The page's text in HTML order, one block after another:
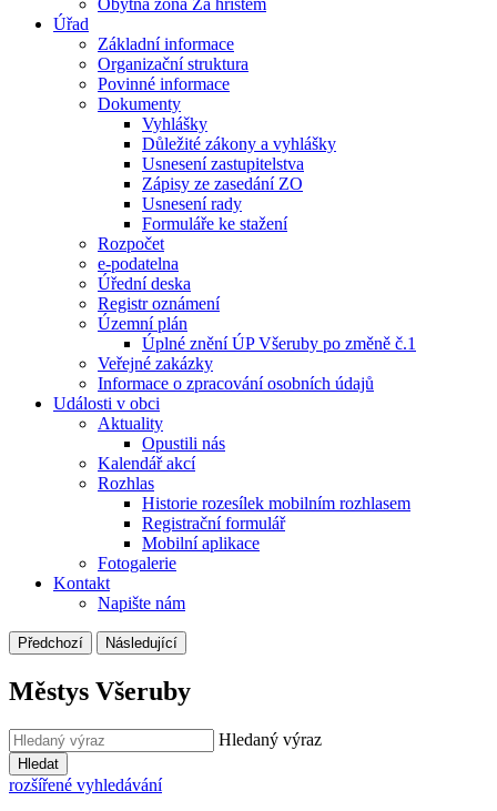
Obytná zóna Za hřištěm
Úřad
Základní informace
Organizační struktura
Povinné informace
Dokumenty
Vyhlášky
Důležité zákony a vyhlášky
Usnesení zastupitelstva
Zápisy ze zasedání ZO
Usnesení rady
Formuláře ke stažení
Rozpočet
e-podatelna
Úřední deska
Registr oznámení
Územní plán
Úplné znění ÚP Všeruby po změně č.1
Veřejné zakázky
Informace o zpracování osobních údajů
Události v obci
Aktuality
Opustili nás
Kalendář akcí
Rozhlas
Historie rozesílek mobilním rozhlasem
Registrační formulář
Mobilní aplikace
Fotogalerie
Kontakt
Napište nám
Předchozí Následující
Městys Všeruby
Hledaný výraz
Hledat
rozšířené vyhledávání